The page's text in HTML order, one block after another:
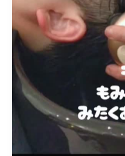
清潔感
マッサージ
白髪ぼかし
アルガン
アルガン
当
大人1人＋お子さん1
の1人で座れるか挑戦
応援◎座れない子抱っ
場合お断り。計2名の